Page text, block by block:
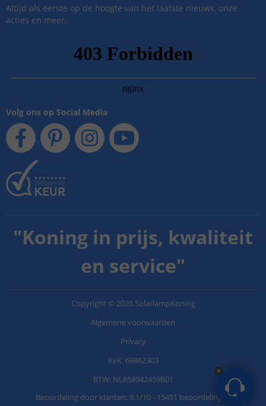
Altijd als eerste op de hoogte van het laatste nieuws, onze
acties en meer.
Volg ons op Social Media
"Koning in prijs, kwaliteit
en service"
Copyright © 2026 SolarlampKoning
Algemene voorwaarden
Privacy
KvK: 69862303
BTW: NL858042459B01
Beoordeling door klanten: 9.1/10- 15451 beoordelingen